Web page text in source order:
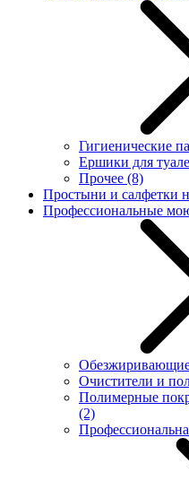
Гигиенические
Ершики для
Прочее (8)
Простыни и салфетки
Профессиональные
Обезжиривающие
Очистители и
Полимерные
(2)